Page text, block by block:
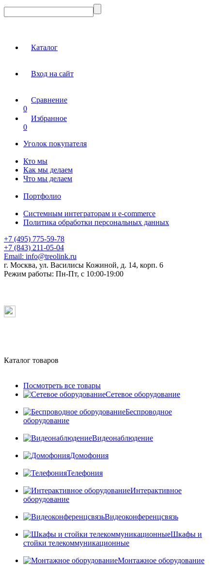
Каталог
Вход на сайт
Сравнение
0
Избранное
0
Уголок покупателя
Кто мы
Как мы делаем
Что мы делаем
Портфолио
Системным интеграторам и e-commerce
Политика обработки персональных данных
+7 (495) 775-59-78
+7 (843) 211-05-04
Email: info@treolink.ru
г. Москва, ул. Василисы Кожиной, д. 14, корп. 6
Режим работы: Пн-Пт, с 10:00-19:00
Каталог товаров
Посмотреть все товары
Сетевое оборудование
Беспроводное
оборудование
Видеонаблюдение
Домофония
Телефония
Интерактивное
оборудование
Видеоконференцсвязь
Шкафы и
стойки телекоммуникационные
Монтажное оборудование